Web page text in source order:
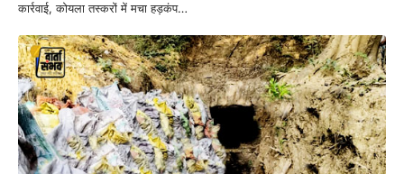
कार्रवाई, कोयला तस्करों में मचा हड़कंप…